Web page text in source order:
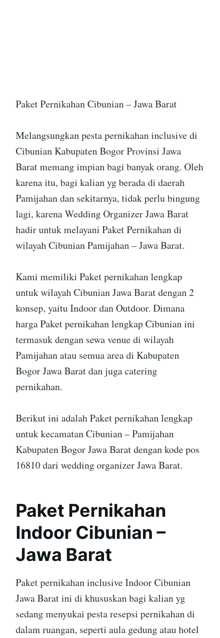
Paket Pernikahan Cibunian – Jawa Barat
Melangsungkan pesta pernikahan inclusive di
Cibunian Kabupaten Bogor Provinsi Jawa
Barat memang impian bagi banyak orang. Oleh
karena itu, bagi kalian yg berada di daerah
Pamijahan dan sekitarnya, tidak perlu bingung
lagi, karena Wedding Organizer Jawa Barat
hadir untuk melayani Paket Pernikahan di
wilayah Cibunian Pamijahan – Jawa Barat.
Kami memiliki Paket pernikahan lengkap
untuk wilayah Cibunian Jawa Barat dengan 2
konsep, yaitu Indoor dan Outdoor. Dimana
harga Paket pernikahan lengkap Cibunian ini
termasuk dengan sewa venue di wilayah
Pamijahan atau semua area di Kabupaten
Bogor Jawa Barat dan juga catering
pernikahan.
Berikut ini adalah Paket pernikahan lengkap
untuk kecamatan Cibunian – Pamijahan
Kabupaten Bogor Jawa Barat dengan kode pos
16810 dari wedding organizer Jawa Barat.
Paket Pernikahan
Indoor Cibunian –
Jawa Barat
Paket pernikahan inclusive Indoor Cibunian
Jawa Barat ini di khususkan bagi kalian yg
sedang menyukai pesta resepsi pernikahan di
dalam ruangan, seperti aula gedung atau hotel